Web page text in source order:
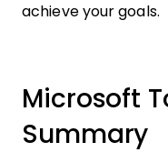
achieve your goals.
Microsoft
Summary